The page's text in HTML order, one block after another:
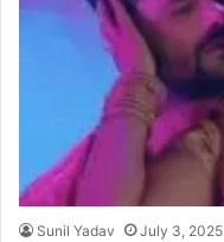
Sunil Yadav July 3, 2025